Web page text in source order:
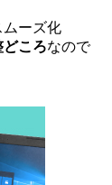
ムーズ化
どころなので